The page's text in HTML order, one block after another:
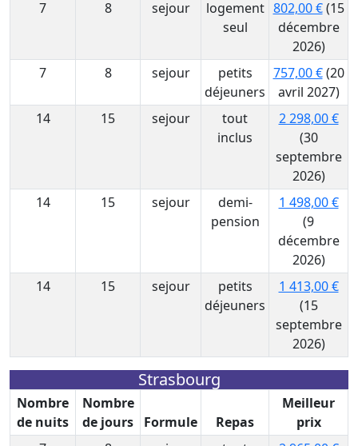
7
8 sejour
logement
seul
802,00 €(15
décembre
2026)
7
8 sejour
petits
déjeuners
757,00 €(20
avril 2027)
14
15 sejour
tout
inclus
2 298,00 €
(30
septembre
2026)
14
15 sejour
demi-
pension
1 498,00 €
(9
décembre
2026)
14
15 sejour
petits
déjeuners
1 413,00 €
(15
septembre
2026)
Strasbourg
Nombre
de nuits
Nombre
de jours
Formule Repas
Meilleur
prix